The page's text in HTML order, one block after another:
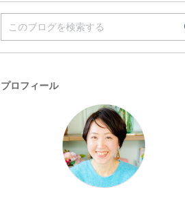
プロフィール